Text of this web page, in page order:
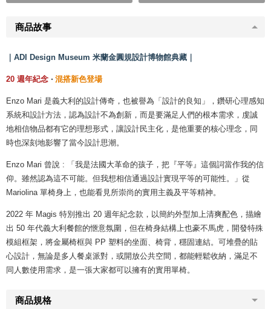
商品故事
｜ADI Design Museum 米蘭金圓規設計博物館典藏｜
20 週年紀念 ‧ 混搭新色登場
Enzo Mari 是義大利的設計傳奇，也被譽為「設計的良知」，鑽研心理感知
系統和設計方法，認為設計不為創新，而是要滿足人們的根本需求，虔誠
地相信物品都有它的理想形式，讓設計民主化，是他重要的核心理念，同
時也深刻地影響了當今設計思潮。
Enzo Mari 曾說 : 「我是法國大革命的孩子，把『平等』這個詞當作我的信
仰。雖然認為這不可能。但我想相信通過設計實現平等的可能性。」從
Mariolina 單椅身上，也能看見所崇尚的實用主義及平等精神。
2022 年 Magis 特別推出 20 週年紀念款，以簡約外型加上清爽配色，描繪
出 50 年代義大利餐館的愜意氛圍，但在椅身結構上也豪不馬虎，開發特殊
模組框架，將金屬椅框與 PP 塑料的坐面、椅背，穩固連結。可堆疊的貼
心設計，無論是多人餐桌派對，或開放公共空間，都能輕鬆收納，滿足不
同人數使用需求，是一張大家都可以擁有的實用單椅。
商品規格